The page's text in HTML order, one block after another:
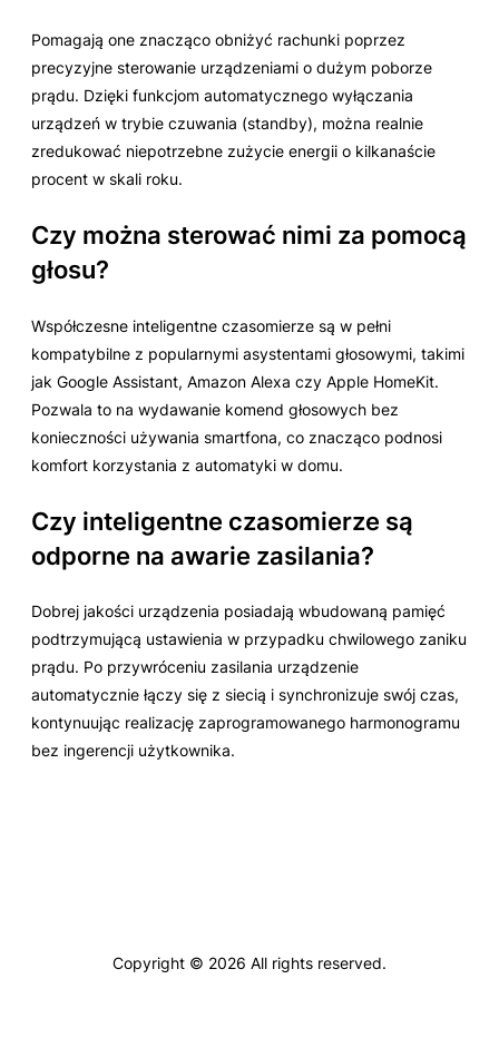
Pomagają one znacząco obniżyć rachunki poprzez
precyzyjne sterowanie urządzeniami o dużym poborze
prądu. Dzięki funkcjom automatycznego wyłączania
urządzeń w trybie czuwania (standby), można realnie
zredukować niepotrzebne zużycie energii o kilkanaście
procent w skali roku.
Czy można sterować nimi za pomocą
głosu?
Współczesne inteligentne czasomierze są w pełni
kompatybilne z popularnymi asystentami głosowymi, takimi
jak Google Assistant, Amazon Alexa czy Apple HomeKit.
Pozwala to na wydawanie komend głosowych bez
konieczności używania smartfona, co znacząco podnosi
komfort korzystania z automatyki w domu.
Czy inteligentne czasomierze są
odporne na awarie zasilania?
Dobrej jakości urządzenia posiadają wbudowaną pamięć
podtrzymującą ustawienia w przypadku chwilowego zaniku
prądu. Po przywróceniu zasilania urządzenie
automatycznie łączy się z siecią i synchronizuje swój czas,
kontynuując realizację zaprogramowanego harmonogramu
bez ingerencji użytkownika.
Copyright © 2026 All rights reserved.